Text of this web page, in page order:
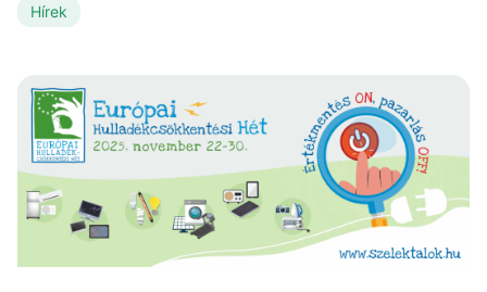
információk – mind olyan adatok, amelyek illetéktelen kezekbe
adatokat […]
Hírek